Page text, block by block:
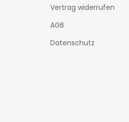
Vertrag widerrufen
AGB
Datenschutz